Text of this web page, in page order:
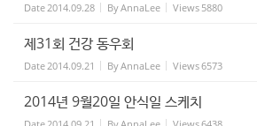
Date2014.09.28 ByAnnaLee Views 5880
제31회 건강 동우회
Date2014.09.21 ByAnnaLee Views6573
2014년 9월20일 안식일 스케치